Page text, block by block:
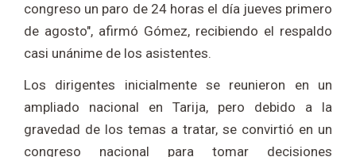
congreso un paro de 24 horas el día jueves primero
de agosto", afirmó Gómez, recibiendo el respaldo
casi unánime de los asistentes.
Los dirigentes inicialmente se reunieron en un
ampliado nacional en Tarija, pero debido a la
gravedad de los temas a tratar, se convirtió en un
congreso nacional para tomar decisiones